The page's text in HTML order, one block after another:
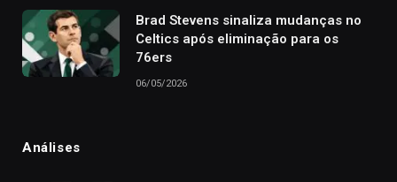
Brad Stevens sinaliza mudanças no
Celtics após eliminação para os
76ers
06/05/2026
Análises